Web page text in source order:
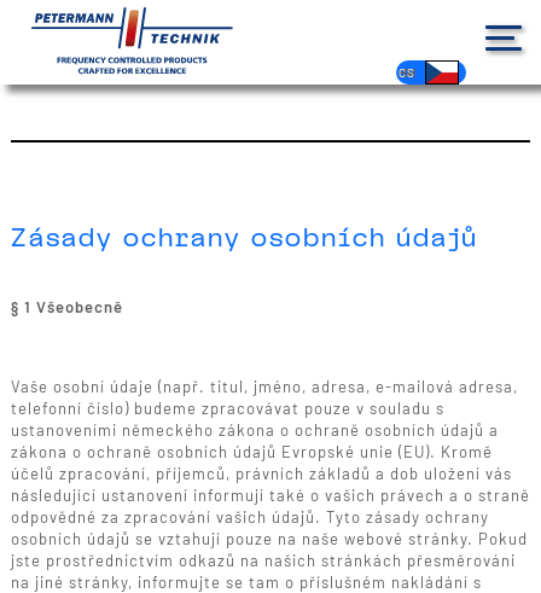
DE
EN
FR
ES
PL
IT
NL
HU
CS
Zásady ochrany osobních údajů
Zásady ochrany osobních údajů
§ 1 Všeobecně
Vaše osobní údaje (např. titul, jméno, adresa, e-mailová adresa,
telefonní číslo) budeme zpracovávat pouze v souladu s
ustanoveními německého zákona o ochraně osobních údajů a
zákona o ochraně osobních údajů Evropské unie (EU). Kromě
účelů zpracování, příjemců, právních základů a dob uložení vás
následující ustanovení informují také o vašich právech a o straně
odpovědné za zpracování vašich údajů. Tyto zásady ochrany
osobních údajů se vztahují pouze na naše webové stránky. Pokud
jste prostřednictvím odkazů na našich stránkách přesměrováni
na jiné stránky, informujte se tam o příslušném nakládání s